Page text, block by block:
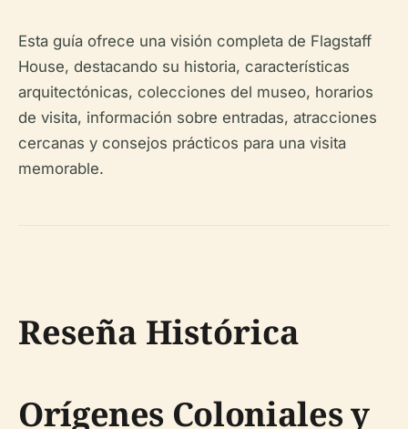
Esta guía ofrece una visión completa de Flagstaff
House, destacando su historia, características
arquitectónicas, colecciones del museo, horarios
de visita, información sobre entradas, atracciones
cercanas y consejos prácticos para una visita
memorable.
Reseña Histórica
Orígenes Coloniales y